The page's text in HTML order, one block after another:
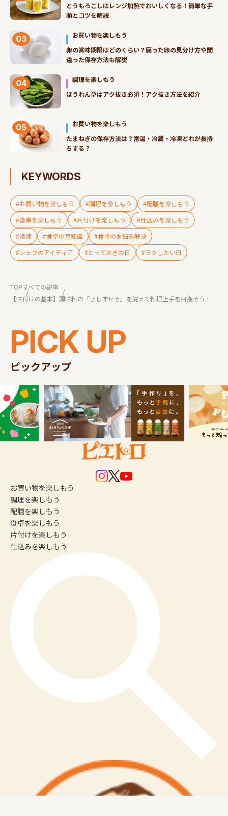
とうもろこしはレンジ加熱でおいしくなる！簡単な手
順とコツを解説
03
お買い物を楽しもう
卵の賞味期限はどのくらい？腐った卵の見分け方や間
違った保存方法も解説
04
調理を楽しもう
ほうれん草はアク抜き必須！アク抜き方法を紹介
05
お買い物を楽しもう
たまねぎの保存方法は？常温・冷蔵・冷凍どれが長持
ちする？
KEYWORDS
#お買い物を楽しもう #調理を楽しもう
#配膳を楽しもう
#食卓を楽しもう
#片付けを楽しもう
#仕込みを楽しもう
#冷凍
#食卓の豆知識
#食卓のお悩み解決
#シェフのアイディア
#とっておきの日 #ラクしたい日
TOPすべての記事
【味付けの基本】調味料の「さしすせそ」を覚えて料理上手を目指そう！
PICK UP
ピックアップ
お買い物を楽しもう
調理を楽しもう
配膳を楽しもう
食卓を楽しもう
片付けを楽しもう
仕込みを楽しもう